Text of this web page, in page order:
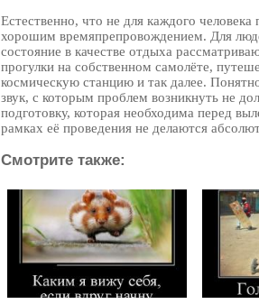
Естественно, что не для каждого
хорошим времяпрепровождением. Для
состояние в качестве отдыха
прогулки на собственном самолёте,
космическую станцию и так далее.
звук, с которым проблем возникнуть не
подготовку, которая необходима перед
рамках её проведения не делаются
Смотрите также: